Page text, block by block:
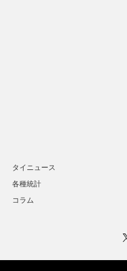
タイニュース
各種統計
コラム